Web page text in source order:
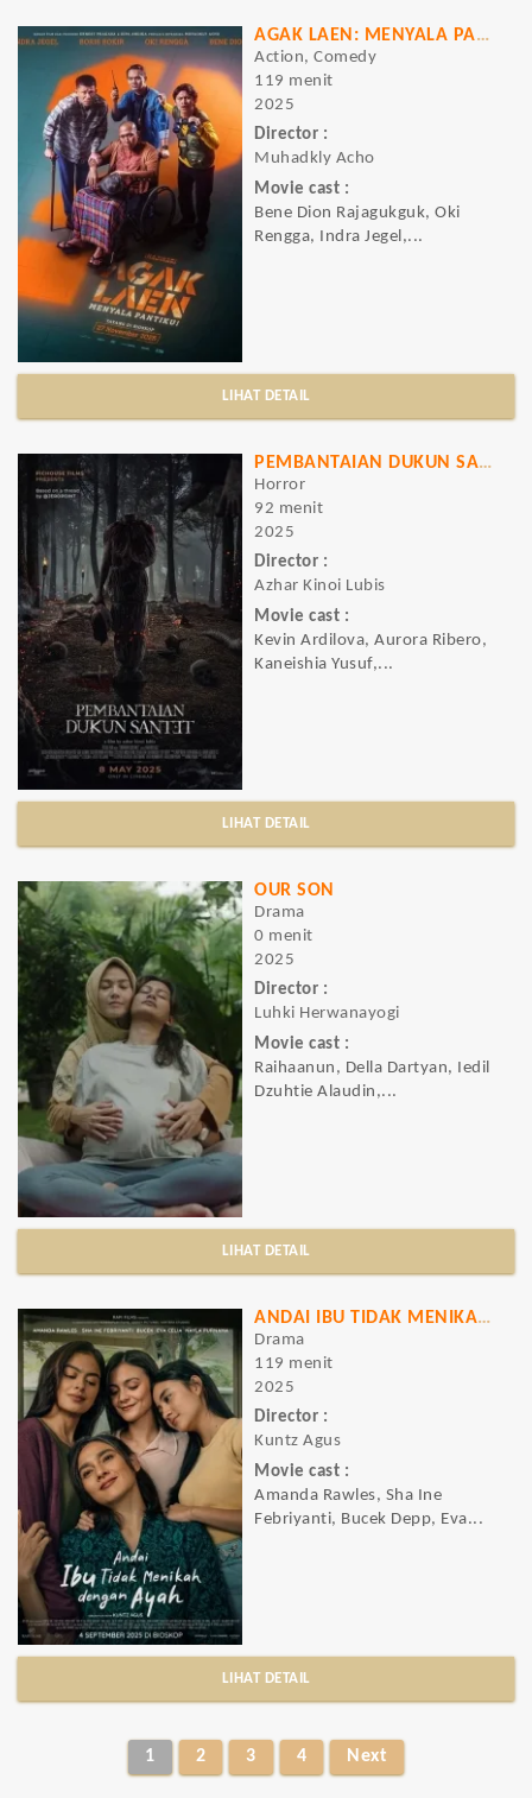
AGAK LAEN: MENYALA PANTIKU!
Action, Comedy
119 menit
2025
Director :
Muhadkly Acho
Movie cast :
Bene Dion Rajagukguk, Oki
Rengga, Indra Jegel,...
LIHAT DETAIL
PEMBANTAIAN DUKUN SANTET
Horror
92 menit
2025
Director :
Azhar Kinoi Lubis
Movie cast :
Kevin Ardilova, Aurora Ribero,
Kaneishia Yusuf,...
LIHAT DETAIL
OUR SON
Drama
0 menit
2025
Director :
Luhki Herwanayogi
Movie cast :
Raihaanun, Della Dartyan, Iedil
Dzuhtie Alaudin,...
LIHAT DETAIL
ANDAI IBU TIDAK MENIKAH DENGAN AYAH
Drama
119 menit
2025
Director :
Kuntz Agus
Movie cast :
Amanda Rawles, Sha Ine
Febriyanti, Bucek Depp, Eva...
LIHAT DETAIL
1 2 3 4 Next